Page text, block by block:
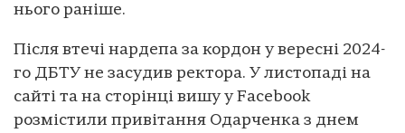
нього раніше.
Після втечі нардепа за кордон у вересні 2024-
го ДБТУ не засудив ректора. У листопаді на
сайті та на сторінці вишу у Facebook
розмістили привітання Одарченка з днем